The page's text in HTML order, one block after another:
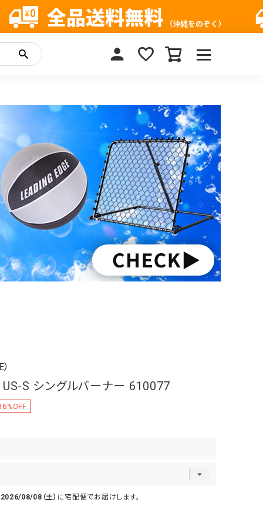
S シングルバーナー 610077
%OFF
2026/08/08（土） に宅配便でお届けします。